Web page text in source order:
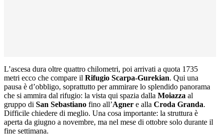
L’ascesa dura oltre quattro chilometri, poi arrivati a quota 1735
metri ecco che compare il Rifugio Scarpa-Gurekian. Qui una
pausa è d’obbligo, soprattutto per ammirare lo splendido panorama
che si ammira dal rifugio: la vista qui spazia dalla Moiazza al
gruppo di San Sebastiano fino all’Agner e alla Croda Granda.
Difficile chiedere di meglio. Una cosa importante: la struttura è
aperta da giugno a novembre, ma nel mese di ottobre solo durante il
fine settimana.